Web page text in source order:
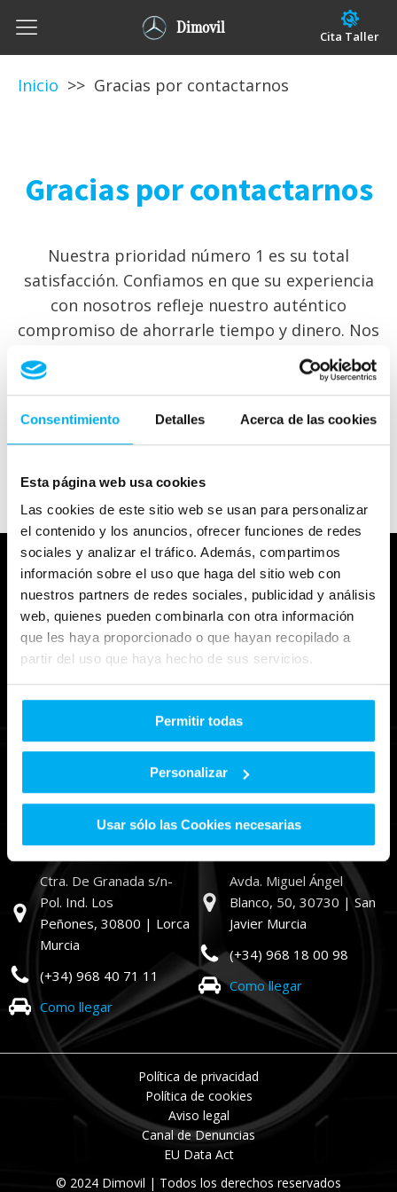
Consentimiento Detalles Acerca de las cookies
Esta página web usa cookies
Las cookies de este sitio web se usan para personalizar
el contenido y los anuncios, ofrecer funciones de redes
sociales y analizar el tráfico. Además, compartimos
información sobre el uso que haga del sitio web con
nuestros partners de redes sociales, publicidad y análisis
web, quienes pueden combinarla con otra información
que les haya proporcionado o que hayan recopilado a
partir del uso que haya hecho de sus servicios.
Permitir todas
Personalizar
Usar sólo las Cookies necesarias
Dimovil Cita Taller
Inicio >> Gracias por contactarnos
Gracias por contactarnos
Nuestra prioridad número 1 es su total
satisfacción. Confiamos en que su experiencia
con nosotros refleje nuestro auténtico
compromiso de ahorrarle tiempo y dinero. Nos
pondremos en contacto con usted en el menor
Le invitamos a acudir a nuestras instalaciones
Dimovil
30100 | Espinardo
Murcia
(+34) 968 85 81 85
93,
Murcia
(+34) 968 31 21 10
Dimovil Lorca
Ctra. De Granada s/n-
Pol. Ind. Los
Peñones, 30800 | Lorca
Murcia
(+34) 968 40 71 11
Como llegar
Dimovil San Javier
Avda. Miguel Ángel
Blanco, 50, 30730 | San
Javier Murcia
(+34) 968 18 00 98
Como llegar
© 2024 Dimovil | Todos los derechos reservados
Política de privacidad
Política de cookies
Aviso legal
Canal de Denuncias
EU Data Act